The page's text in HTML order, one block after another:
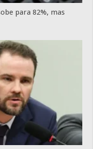
para 82%, mas